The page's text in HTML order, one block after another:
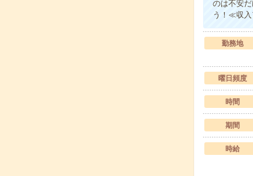
のは不安
う！≪収入
勤務地
曜日頻度
時間
期間
時給